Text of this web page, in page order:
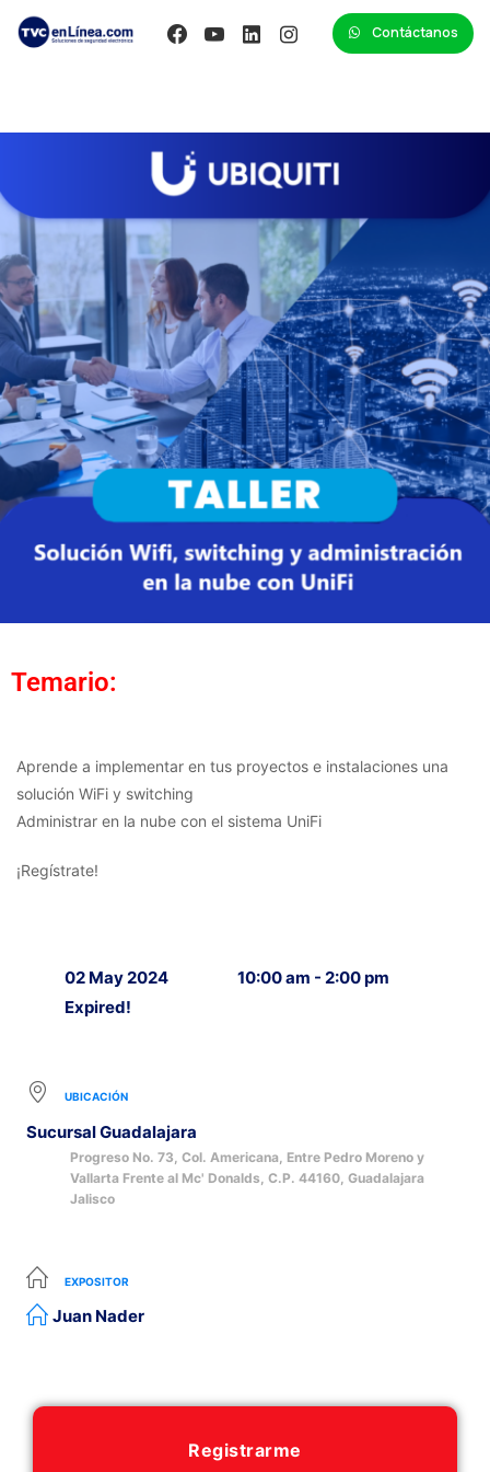
Contáctanos
Temario:
Aprende a implementar en tus proyectos e instalaciones una
solución WiFi y switching
Administrar en la nube con el sistema UniFi
¡Regístrate!
02 May 2024
Expired!
10:00 am - 2:00 pm
UBICACIÓN
Sucursal Guadalajara
Progreso No. 73, Col. Americana, Entre Pedro Moreno y
Vallarta Frente al Mc' Donalds, C.P. 44160, Guadalajara
Jalisco
EXPOSITOR
Juan Nader
Registrarme